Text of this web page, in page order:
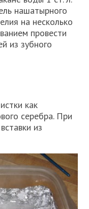
нашатырного
на несколько
провести
из зубного
как
серебра. При
из